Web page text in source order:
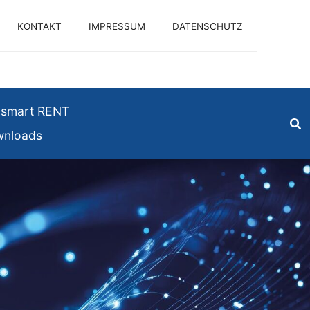
KONTAKT IMPRESSUM DATENSCHUTZ
smart RENT